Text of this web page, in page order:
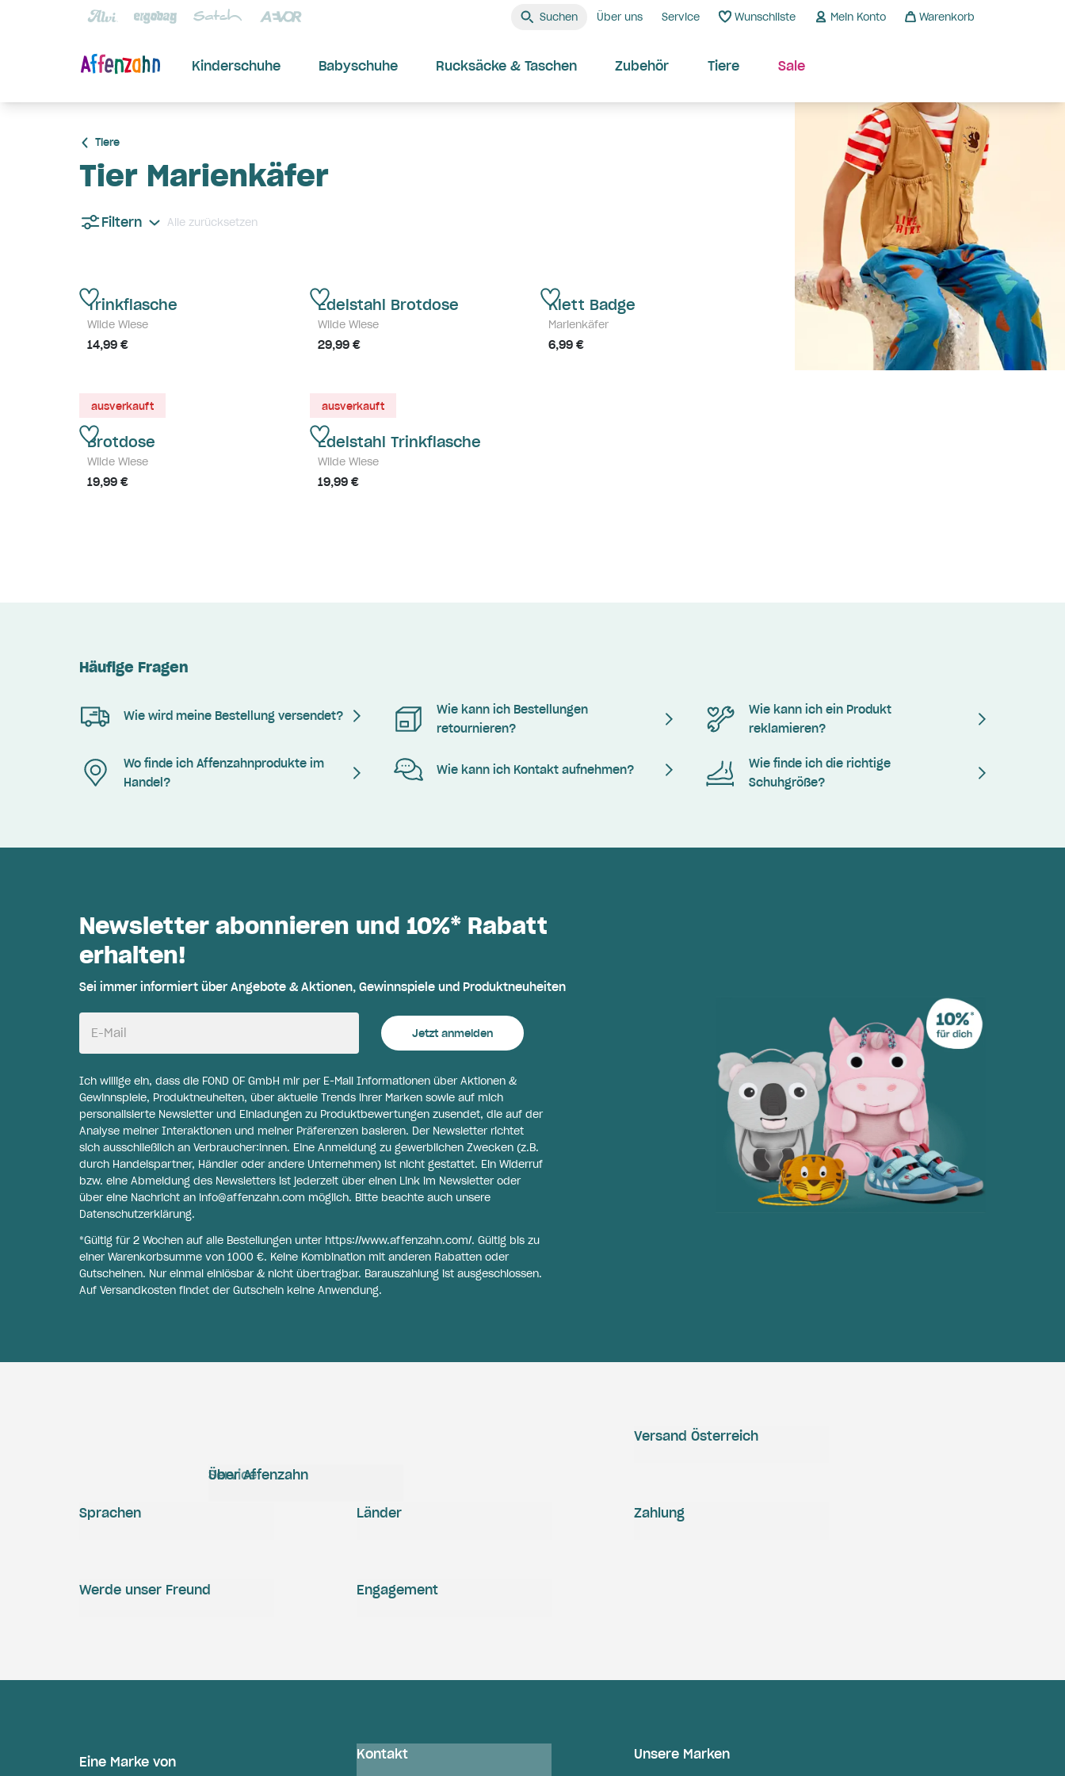
Suchen Über uns Service Wunschliste Mein Konto Warenkorb
Kinderschuhe Babyschuhe Rucksäcke & Taschen Zubehör Tiere Sale
Tiere
Tier Marienkäfer
Filtern Alle zurücksetzen
Trinkflasche
Wilde Wiese
14,99 €
Edelstahl Brotdose
Wilde Wiese
29,99 €
Klett Badge
Marienkäfer
6,99 €
ausverkauft
Brotdose
Wilde Wiese
19,99 €
ausverkauft
Edelstahl Trinkflasche
Wilde Wiese
19,99 €
Häufige Fragen
Wie wird meine Bestellung versendet?
Wie kann ich Bestellungen
retournieren?
Wie kann ich ein Produkt
reklamieren?
Wo finde ich Affenzahnprodukte im
Handel?
Wie kann ich Kontakt aufnehmen?
Wie finde ich die richtige
Schuhgröße?
Newsletter abonnieren und 10%* Rabatt
erhalten!
Sei immer informiert über Angebote & Aktionen, Gewinnspiele und Produktneuheiten
E-Mail Jetzt anmelden
Ich willige ein, dass die FOND OF GmbH mir per E-Mail Informationen über Aktionen &
Gewinnspiele, Produktneuheiten, über aktuelle Trends ihrer Marken sowie auf mich
personalisierte Newsletter und Einladungen zu Produktbewertungen zusendet, die auf der
Analyse meiner Interaktionen und meiner Präferenzen basieren. Der Newsletter richtet
sich ausschließlich an Verbraucher:innen. Eine Anmeldung zu gewerblichen Zwecken (z.B.
durch Handelspartner, Händler oder andere Unternehmen) ist nicht gestattet. Ein Widerruf
bzw. eine Abmeldung des Newsletters ist jederzeit über einen Link im Newsletter oder
über eine Nachricht an info@affenzahn.com möglich. Bitte beachte auch unsere
Datenschutzerklärung.
*Gültig für 2 Wochen auf alle Bestellungen unter https://www.affenzahn.com/. Gültig bis zu
einer Warenkorbsumme von 1000 €. Keine Kombination mit anderen Rabatten oder
Gutscheinen. Nur einmal einlösbar & nicht übertragbar. Barauszahlung ist ausgeschlossen.
Auf Versandkosten findet der Gutschein keine Anwendung.
Service
Über Affenzahn
Versand Österreich
Zahlung
Engagement
Werde unser Freund
Sprachen Länder
Eine Marke von Kontakt Unsere Marken